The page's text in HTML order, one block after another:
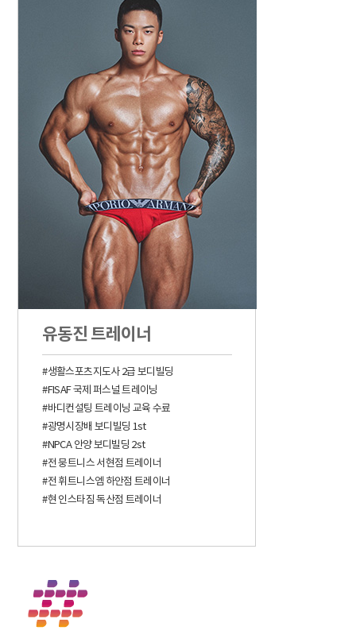
유동진 트레이너
#생활스포츠지도사 2급 보디빌딩
#FISAF 국제 퍼스널 트레이닝
#바디컨설팅 트레이닝 교육 수료
#광명시장배 보디빌딩 1st
#NPCA 안양 보디빌딩 2st
#전 뭉트니스 서현점 트레이너
#전 휘트니스엠 하안점 트레이너
#현 인스타짐 독산점 트레이너